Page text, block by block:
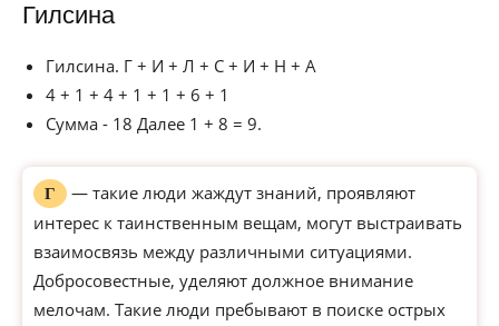
Гилсина
Гилсина. Г + И + Л + С + И + Н + А
4 + 1 + 4 + 1 + 1 + 6 + 1
Сумма - 18 Далее 1 + 8 = 9.
Г
— такие люди жаждут знаний, проявляют
интерес к таинственным вещам, могут выстраивать
взаимосвязь между различными ситуациями.
Добросовестные, уделяют должное внимание
мелочам. Такие люди пребывают в поиске острых